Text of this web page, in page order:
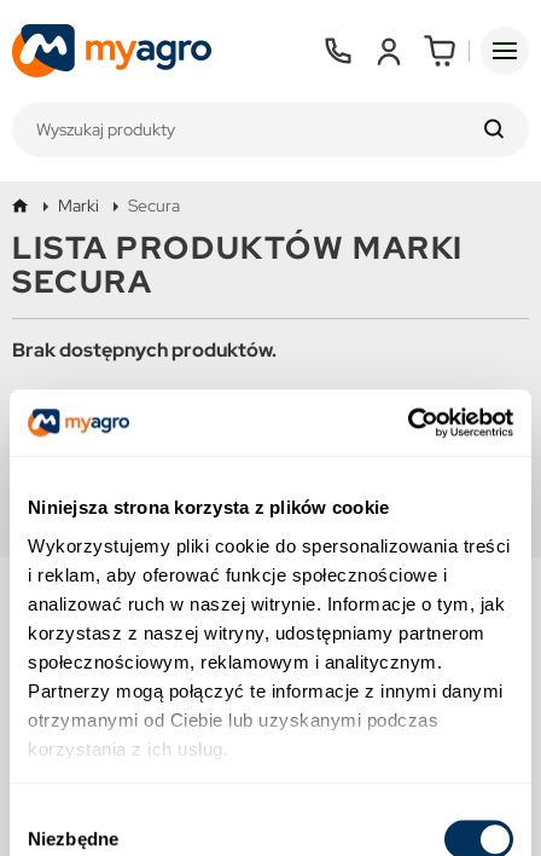
Niniejsza strona korzysta z plików cookie
Wykorzystujemy pliki cookie do spersonalizowania treści
i reklam, aby oferować funkcje społecznościowe i
analizować ruch w naszej witrynie. Informacje o tym, jak
korzystasz z naszej witryny, udostępniamy partnerom
społecznościowym, reklamowym i analitycznym.
Partnerzy mogą połączyć te informacje z innymi danymi
otrzymanymi od Ciebie lub uzyskanymi podczas
korzystania z ich usług.
zgody
Niezbędne
Marki Secura
LISTA PRODUKTÓW MARKI
SECURA
Brak dostępnych produktów.
Bądźcie czujni! W tym miejscu zostanie wyświetlonych więcej
produktów w miarę ich dodawania.
Strefa klienta
Informacje